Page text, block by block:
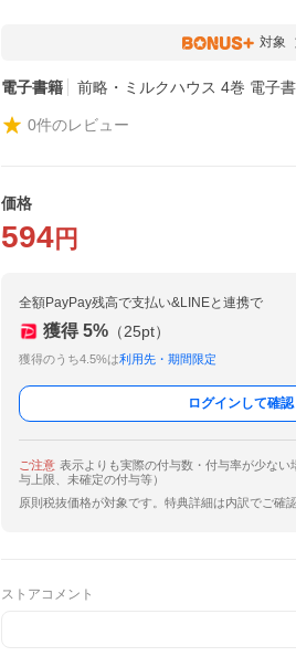
対象
電子書籍 前略・ミルクハウス 4巻 電子
0件のレビュー
価格
594円
全額PayPay残高で支払い&LINEと連携で
獲得 5% （25pt）
獲得のうち4.5%は利用先・期間限定
ログインして確認
ご注意 表示よりも実際の付与数・付与率が少ない
与上限、未確定の付与等）
原則税抜価格が対象です。特典詳細は内訳でご確認
ストアコメント